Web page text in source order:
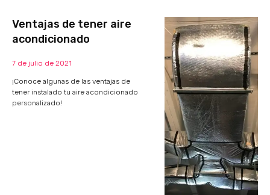
Ventajas de tener aire
acondicionado
7 de julio de 2021
¡Conoce algunas de las ventajas de
tener instalado tu aire acondicionado
personalizado!